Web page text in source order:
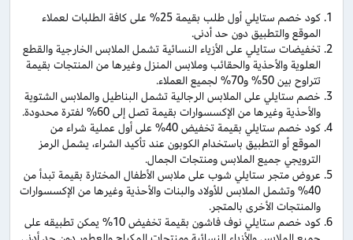
كود خصم ستايلي أول طلب بقيمة 25% على كافة الطلبات لعملاء
الموقع والتطبيق دون حد أدنى.
تخفيضات ستايلي على الأزياء النسائية تشمل الملابس الخارجية والقطع
العلوية والأحذية والحقائب وملابس المنزل وغيرها من المنتجات بقيمة
تتراوح بين 50% و70% لجميع العملاء.
خصم ستايلي على الملابس الرجالية تشمل البناطيل والملابس الشتوية
والأحذية وغيرها من الإكسسوارات بقيمة تصل إلى 60% لفترة محدودة.
كود خصم ستايلي بقيمة تخفيض 40% على أول عملية شراء من
الموقع أو التطبيق باستخدام الكوبون عند تأكيد الشراء، يشمل الرمز
الترويجي جميع الملابس ومنتجات الجمال.
عروض متجر ستايلي شوب على ملابس الأطفال المختارة بقيمة تبدأ من
40% وتشمل الملابس للأولاد والبنات والأحذية وغيرها من الإكسسوارات
والمنتجات الأخرى بالمتجر.
كود خصم ستايلي نوف فاشون بقيمة تخفيض 10% يمكن تطبيقه على